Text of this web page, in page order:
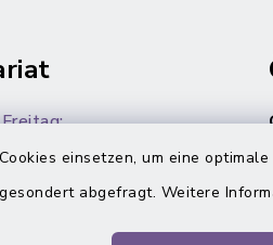
einsetzen, um eine
abgefragt. Weitere
Uhr